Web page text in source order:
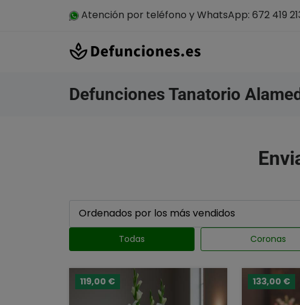
Atención por teléfono y WhatsApp: 672 419
Defunciones Tanatorio
Todas Coronas
119,00 € 133,00 €